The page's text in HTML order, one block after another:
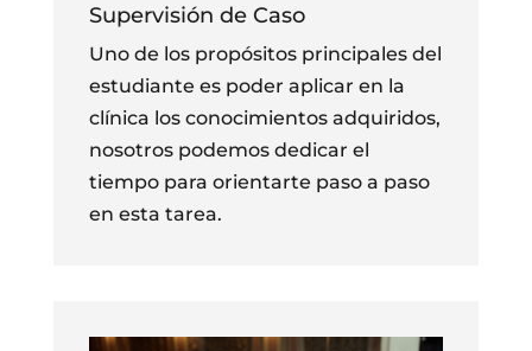
Supervisión de Caso
Uno de los propósitos principales del
estudiante es poder aplicar en la
clínica los conocimientos adquiridos,
nosotros podemos dedicar el
tiempo para orientarte paso a paso
en esta tarea.